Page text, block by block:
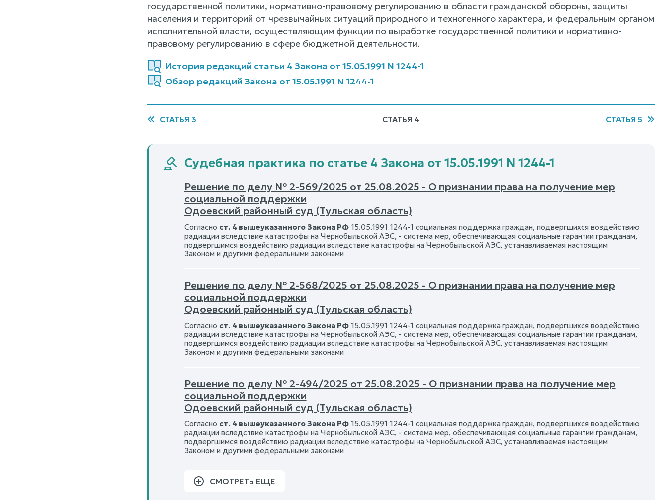
государственной политики, нормативно-правовому регулированию в области гражданской обороны, защиты
населения и территорий от чрезвычайных ситуаций природного и техногенного характера, и федеральным органом
исполнительной власти, осуществляющим функции по выработке государственной политики и нормативно-
правовому регулированию в сфере бюджетной деятельности.
История редакций статьи 4 Закона от 15.05.1991 N 1244-1
Обзор редакций Закона от 15.05.1991 N 1244-1
СТАТЬЯ 3 СТАТЬЯ 4 СТАТЬЯ 5
Судебная практика по статье 4 Закона от 15.05.1991 N 1244-1
Решение по делу № 2-569/2025 от 25.08.2025 - О признании права на получение мер
социальной поддержки
Одоевский районный суд (Тульская область)
Согласно ст. 4 вышеуказанного Закона РФ15.05.1991 1244-1 социальная поддержка граждан, подвергшихся воздействию
радиации вследствие катастрофы на Чернобыльской АЭС, - система мер, обеспечивающая социальные гарантии гражданам,
подвергшимся воздействию радиации вследствие катастрофы на Чернобыльской АЭС, устанавливаемая настоящим
Законом и другими федеральными законами
Решение по делу № 2-568/2025 от 25.08.2025 - О признании права на получение мер
социальной поддержки
Одоевский районный суд (Тульская область)
Согласно ст. 4 вышеуказанного Закона РФ15.05.1991 1244-1 социальная поддержка граждан, подвергшихся воздействию
радиации вследствие катастрофы на Чернобыльской АЭС, - система мер, обеспечивающая социальные гарантии гражданам,
подвергшимся воздействию радиации вследствие катастрофы на Чернобыльской АЭС, устанавливаемая настоящим
Законом и другими федеральными законами
Решение по делу № 2-494/2025 от 25.08.2025 - О признании права на получение мер
социальной поддержки
Одоевский районный суд (Тульская область)
Согласно ст. 4 вышеуказанного Закона РФ15.05.1991 1244-1 социальная поддержка граждан, подвергшихся воздействию
радиации вследствие катастрофы на Чернобыльской АЭС, - система мер, обеспечивающая социальные гарантии гражданам,
подвергшимся воздействию радиации вследствие катастрофы на Чернобыльской АЭС, устанавливаемая настоящим
Законом и другими федеральными законами
СМОТРЕТЬ ЕЩЕ